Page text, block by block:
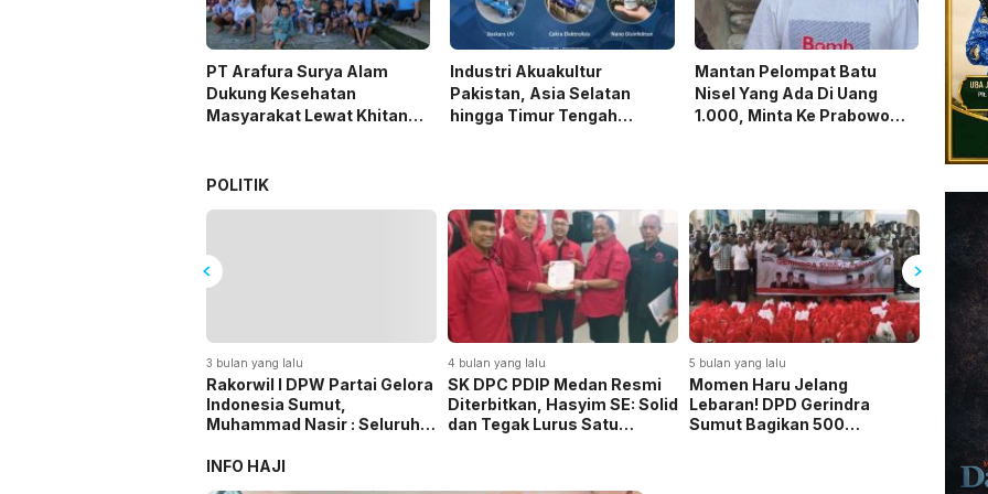
PT Arafura Surya Alam
Dukung Kesehatan
Masyarakat Lewat Khitanan
Industri Akuakultur
Pakistan, Asia Selatan
hingga Timur Tengah
Mantan Pelompat Batu
Nisel Yang Ada Di Uang
1.000, Minta Ke Prabowo
POLITIK
3 bulan yang lalu
Rakorwil I DPW Partai Gelora
Indonesia Sumut,
Muhammad Nasir : Seluruh
Berideologisasi, Militan dan
4 bulan yang lalu
SK DPC PDIP Medan Resmi
Diterbitkan, Hasyim SE: Solid
dan Tegak Lurus Satu
5 bulan yang lalu
Momen Haru Jelang
Lebaran! DPD Gerindra
Sumut Bagikan 500
5 bulan
INFO HAJI